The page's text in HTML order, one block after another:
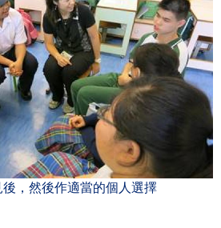
，然後作適當的個人選擇